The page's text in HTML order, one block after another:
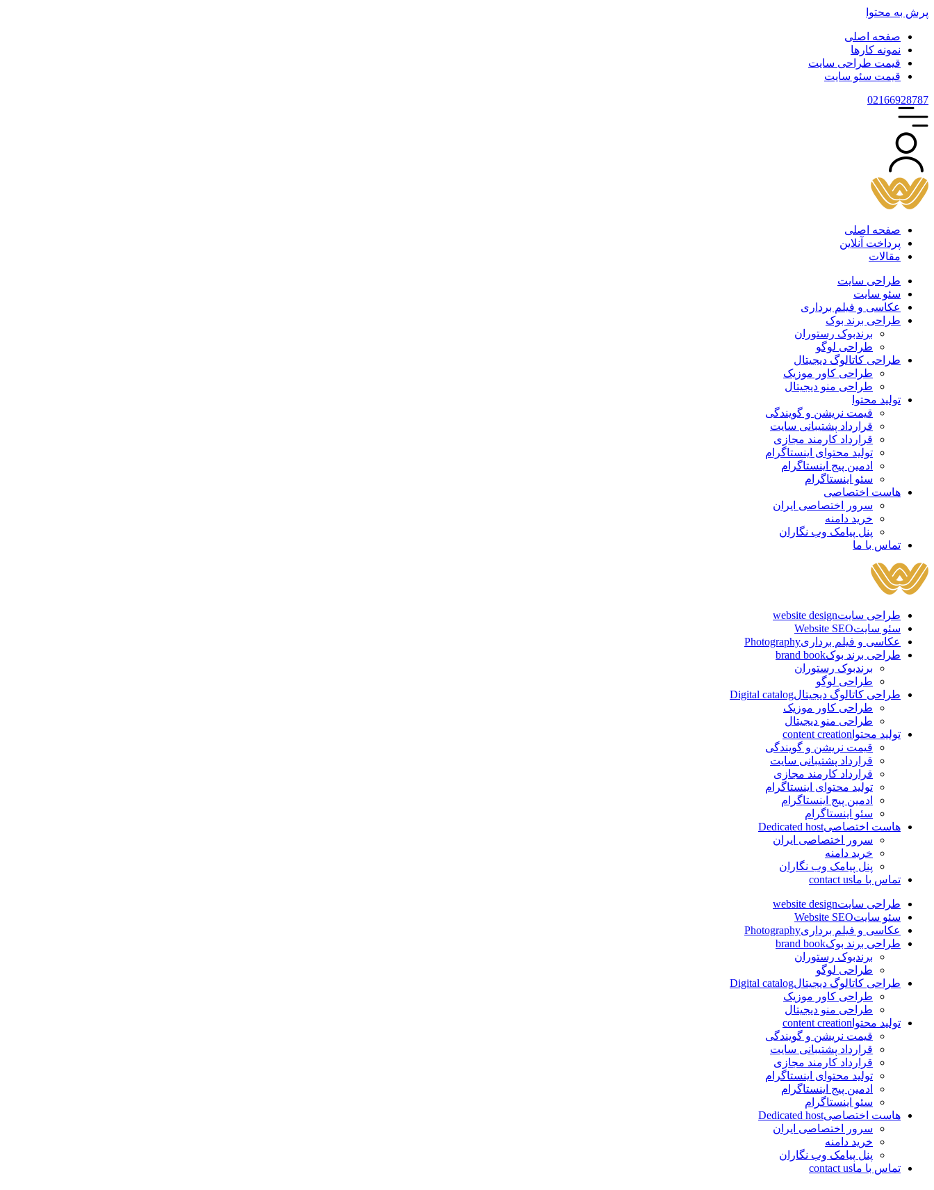
پرش به محتوا
صفحه اصلی
نمونه کارها
قیمت طراحی سایت
قیمت سئو سایت
02166928787
صفحه اصلی
پرداخت آنلاین
مقالات
طراحی سایت
سئو سایت
عکاسی و فیلم برداری
طراحی برند بوک
برندبوک رستوران
طراحی لوگو
طراحی کاتالوگ دیجیتال
طراحی کاور موزیک
طراحی منو دیجیتال
تولید محتوا
قیمت نریشن و گویندگی
قرارداد پشتیبانی سایت
قرارداد کارمند مجازی
تولید محتوای اینستاگرام
ادمین پیج اینستاگرام
سئو اینستاگرام
هاست اختصاصی
سرور اختصاصی ایران
خرید دامنه
پنل پیامک وب نگاران
تماس با ما
طراحی سایتwebsite design
سئو سایتWebsite SEO
عکاسی و فیلم برداریPhotography
طراحی برند بوکbrand book
برندبوک رستوران
طراحی لوگو
طراحی کاتالوگ دیجیتالDigital catalog
طراحی کاور موزیک
طراحی منو دیجیتال
تولید محتوا content creation
قیمت نریشن و گویندگی
قرارداد پشتیبانی سایت
قرارداد کارمند مجازی
تولید محتوای اینستاگرام
ادمین پیج اینستاگرام
سئو اینستاگرام
هاست اختصاصیDedicated host
سرور اختصاصی ایران
خرید دامنه
پنل پیامک وب نگاران
تماس با ماcontact us
طراحی سایتwebsite design
سئو سایتWebsite SEO
عکاسی و فیلم برداریPhotography
طراحی برند بوکbrand book
برندبوک رستوران
طراحی لوگو
طراحی کاتالوگ دیجیتالDigital catalog
طراحی کاور موزیک
طراحی منو دیجیتال
تولید محتوا content creation
قیمت نریشن و گویندگی
قرارداد پشتیبانی سایت
قرارداد کارمند مجازی
تولید محتوای اینستاگرام
ادمین پیج اینستاگرام
سئو اینستاگرام
هاست اختصاصیDedicated host
سرور اختصاصی ایران
خرید دامنه
پنل پیامک وب نگاران
تماس با ماcontact us